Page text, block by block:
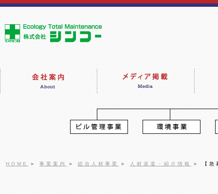
HOME ＞ 事業案内 ＞ 総合人材事業 ＞ 人材派遣・紹介情報 ＞ 【